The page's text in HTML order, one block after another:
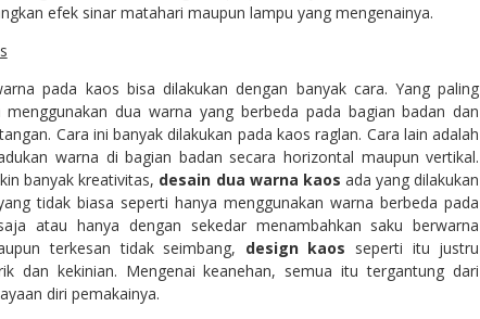
efek sinar matahari maupun lampu yang mengenainya.
pada kaos bisa dilakukan dengan banyak cara. Yang paling
menggunakan dua warna yang berbeda pada bagian badan dan
Cara ini banyak dilakukan pada kaos raglan. Cara lain adalah
warna di bagian badan secara horizontal maupun vertikal.
banyak kreativitas, desain dua warna kaos ada yang dilakukan
tidak biasa seperti hanya menggunakan warna berbeda pada
atau hanya dengan sekedar menambahkan saku berwarna
terkesan tidak seimbang, design kaos seperti itu justru
dan kekinian. Mengenai keanehan, semua itu tergantung dari
diri pemakainya.